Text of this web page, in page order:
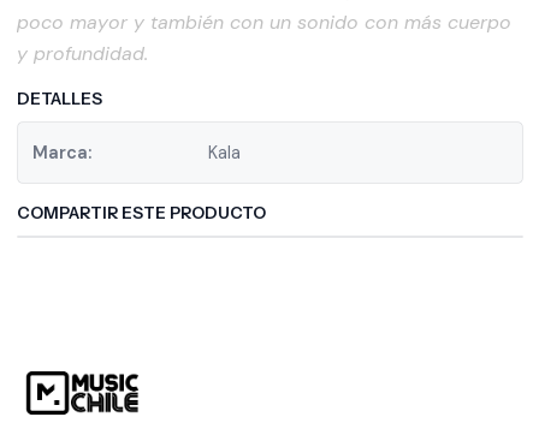
poco mayor y también con un sonido con más cuerpo
y profundidad.
DETALLES
Marca: Kala
COMPARTIR ESTE PRODUCTO